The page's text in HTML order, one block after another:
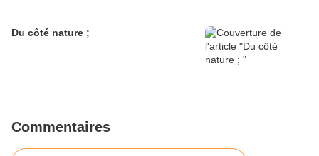
Du côté nature ;
Commentaires